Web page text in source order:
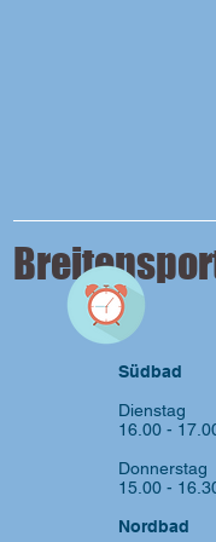
17.15 - 18.00
Südbad
Südbad
Dienstag
16.00 -
Donnerstag
15.00 -
Nordbad